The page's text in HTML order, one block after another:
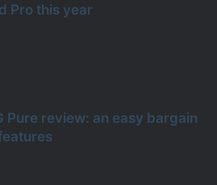
Pro this year
Pure review: an easy bargain